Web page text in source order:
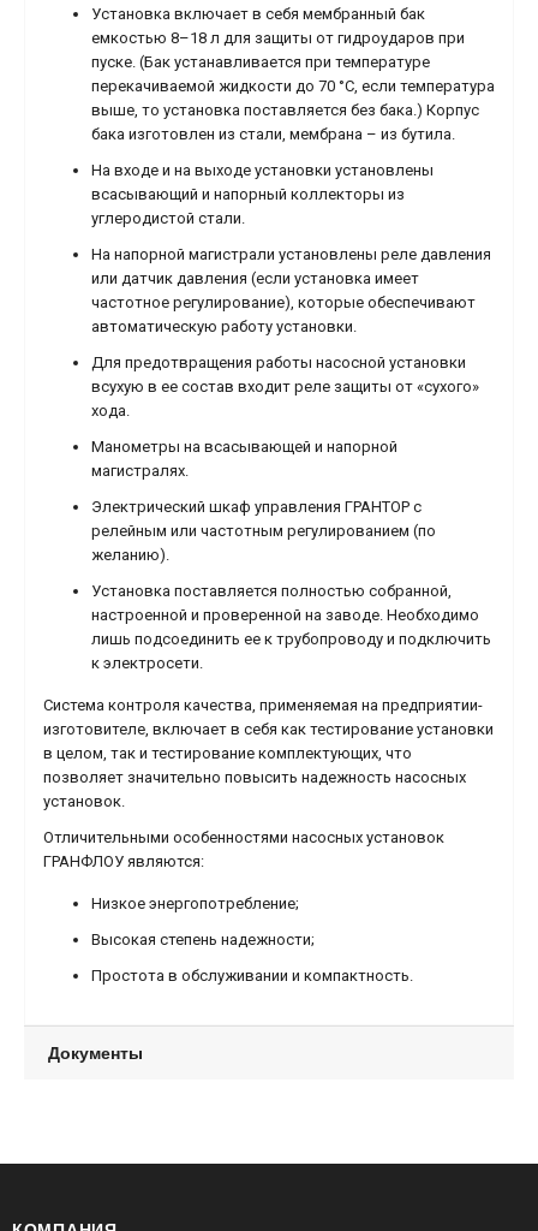
Установка включает в себя мембранный бак
емкостью 8–18 л для защиты от гидроударов при
пуске. (Бак устанавливается при температуре
перекачиваемой жидкости до 70 °С, если температура
выше, то установка поставляется без бака.) Корпус
бака изготовлен из стали, мембрана – из бутила.
На входе и на выходе установки установлены
всасывающий и напорный коллекторы из
углеродистой стали.
На напорной магистрали установлены реле давления
или датчик давления (если установка имеет
частотное регулирование), которые обеспечивают
автоматическую работу установки.
Для предотвращения работы насосной установки
всухую в ее состав входит реле защиты от «сухого»
хода.
Манометры на всасывающей и напорной
магистралях.
Электрический шкаф управления ГРАНТОР с
релейным или частотным регулированием (по
желанию).
Установка поставляется полностью собранной,
настроенной и проверенной на заводе. Необходимо
лишь подсоединить ее к трубопроводу и подключить
к электросети.
Система контроля качества, применяемая на предприятии-
изготовителе, включает в себя как тестирование установки
в целом, так и тестирование комплектующих, что
позволяет значительно повысить надежность насосных
установок.
Отличительными особенностями насосных установок
ГРАНФЛОУ являются:
Низкое энергопотребление;
Высокая степень надежности;
Простота в обслуживании и компактность.
Документы